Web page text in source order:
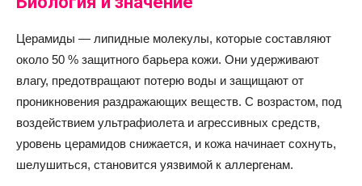
Церамиды — липидные молекулы, которые составляют
около 50 % защитного барьера кожи. Они удерживают
влагу, предотвращают потерю воды и защищают от
проникновения раздражающих веществ. С возрастом, под
воздействием ультрафиолета и агрессивных средств,
уровень церамидов снижается, и кожа начинает сохнуть,
шелушиться, становится уязвимой к аллергенам.